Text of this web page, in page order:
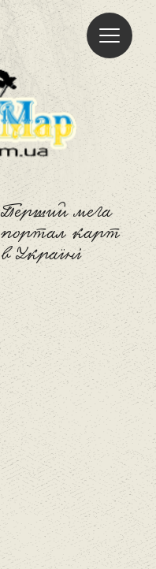
Freemap
Перший мега
портал карт
в Україні